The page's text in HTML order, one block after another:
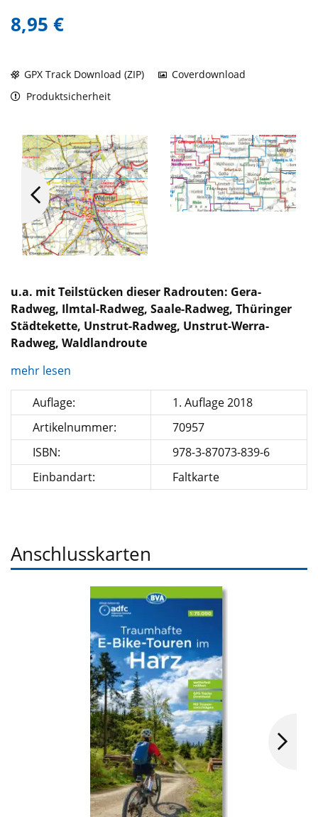
8,95 €
GPX Track Download (ZIP)
Coverdownload
Produktsicherheit
u.a. mit Teilstücken dieser Radrouten: Gera-
Radweg, Ilmtal-Radweg, Saale-Radweg, Thüringer
Städtekette, Unstrut-Radweg, Unstrut-Werra-
Radweg, Waldlandroute
mehr lesen
Auflage:
1. Auflage 2018
Artikelnummer:
70957
ISBN:
978-3-87073-839-6
Einbandart:
Faltkarte
Anschlusskarten